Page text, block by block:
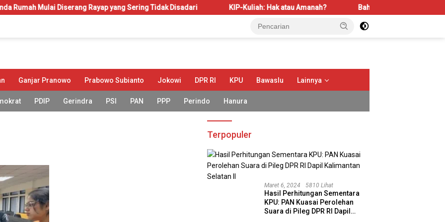
Mulai Diserang Rayap yang Sering Tidak Disadari KIP-Kuliah: Hak atau Amanah? Bahas LBS dan LP2B, REI Kalbar
Ganjar Pranowo Prabowo Subianto Jokowi DPR RI KPU Bawaslu Lainnya
PDIP Gerindra PSI PAN PPP Perindo Hanura
Terpopuler
Maret 6, 2024 5810 Lihat
Hasil Perhitungan Sementara
KPU: PAN Kuasai Perolehan
Suara di Pileg DPR RI Dapil